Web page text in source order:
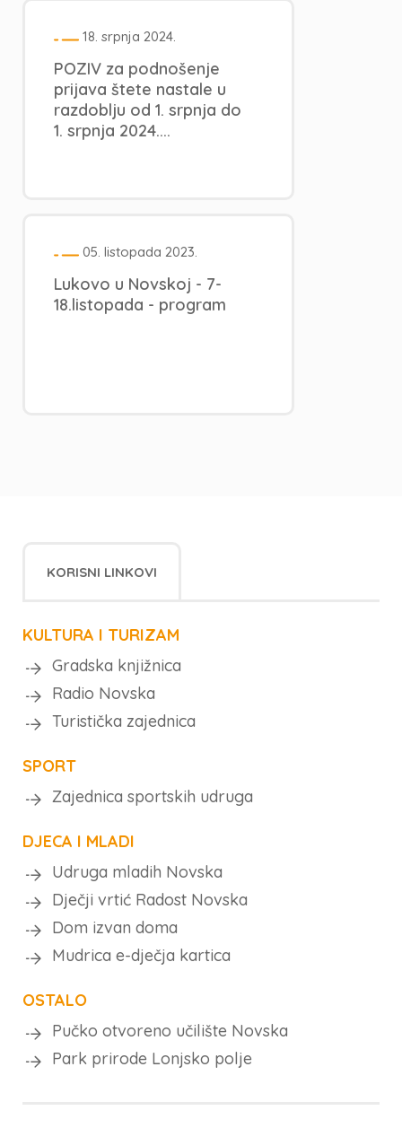
18. srpnja 2024.
POZIV za podnošenje
prijava štete nastale u
razdoblju od 1. srpnja do
1. srpnja 2024....
05. listopada 2023.
Lukovo u Novskoj - 7-
18.listopada - program
KORISNI LINKOVI
KULTURA I TURIZAM
Gradska knjižnica
Radio Novska
Turistička zajednica
SPORT
Zajednica sportskih udruga
DJECA I MLADI
Udruga mladih Novska
Dječji vrtić Radost Novska
Dom izvan doma
Mudrica e-dječja kartica
OSTALO
Pučko otvoreno učilište Novska
Park prirode Lonjsko polje